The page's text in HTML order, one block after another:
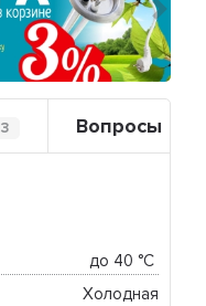
Вопросы
до 40 °C
Холодная